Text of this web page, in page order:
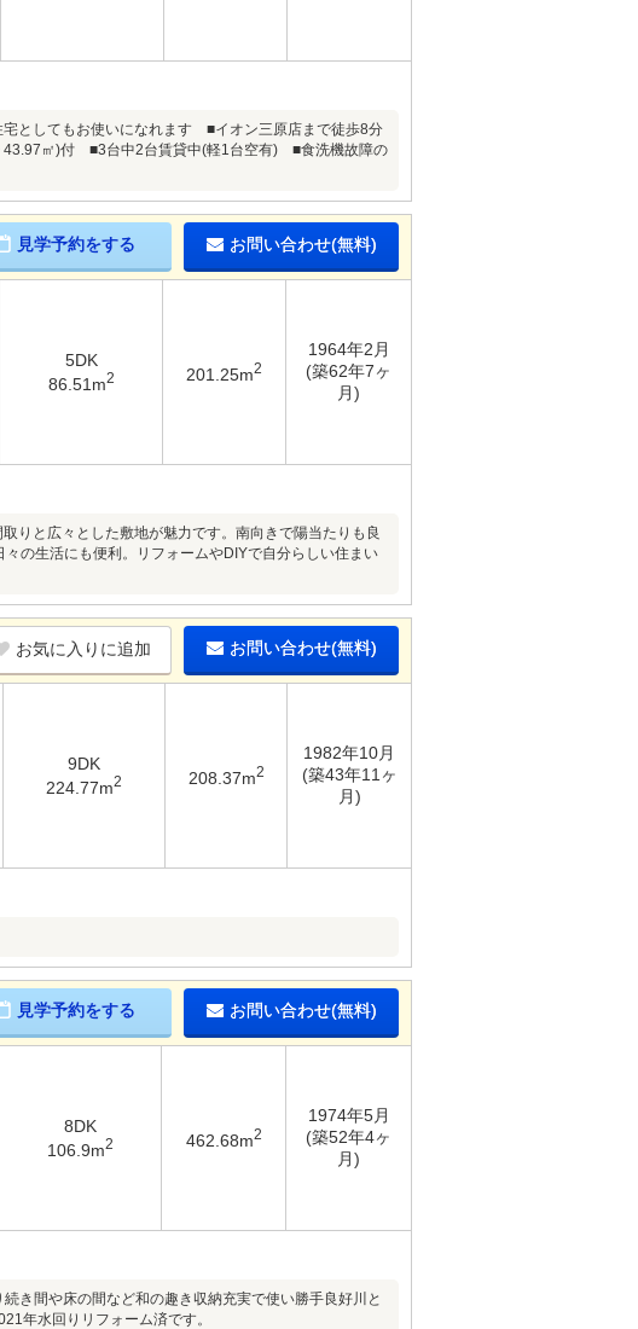
してもお使いになれます ■イオン三原店まで徒歩8分
43.97㎡)付 ■3台中2台賃貸中(軽1台空有) ■食洗機故障の
見学予約をする お問い合わせ(無料)
5DK
86.51m2 201.25m2
1964年2月
(築62年7ヶ
月)
りと広々とした敷地が魅力です。南向きで陽当たりも良
の生活にも便利。リフォームやDIYで自分らしい住まい
お気に入りに追加 お問い合わせ(無料)
9DK
224.77m2 208.37m2
1982年10月
(築43年11ヶ
月)
見学予約をする お問い合わせ(無料)
8DK
106.9m2 462.68m2
1974年5月
(築52年4ヶ
月)
き間や床の間など和の趣き収納充実で使い勝手良好川と
年水回りリフォーム済です。